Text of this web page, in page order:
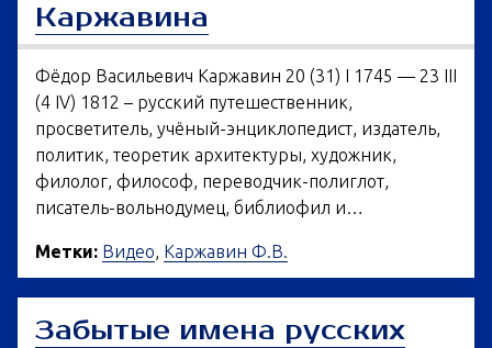
Каржавина
Фёдор Васильевич Каржавин 20 (31) I 1745 — 23 III
(4 IV) 1812 – русский путешественник,
просветитель, учёный-энциклопедист, издатель,
политик, теоретик архитектуры, художник,
филолог, философ, переводчик-полиглот,
писатель-вольнодумец, библиофил и…
Метки: Видео, Каржавин Ф.В.
Забытые имена русских